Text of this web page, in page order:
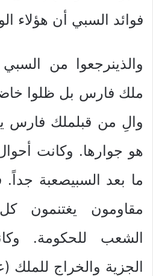
فوائد السبي أن هؤلاء
والذينرجعوا من
ملك فارس بل ظلوا
والِ من قبلملك فارس
هو جوارها. وكانت
ما بعد السبيصعبة
مقاومون يغتنمون
الشعب للحكومة.